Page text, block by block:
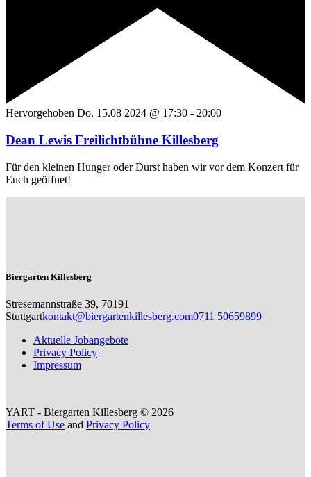
Hervorgehoben Do. 15.08 2024 @ 17:30 - 20:00
Dean Lewis Freilichtbühne Killesberg
Für den kleinen Hunger oder Durst haben wir vor dem Konzert für
Euch geöffnet!
Biergarten Killesberg
Stresemannstraße 39, 70191
Stuttgartkontakt@biergartenkillesberg.com0711 50659899
Aktuelle Jobangebote
Privacy Policy
Impressum
YART - Biergarten Killesberg © 2026
Terms of Use and Privacy Policy